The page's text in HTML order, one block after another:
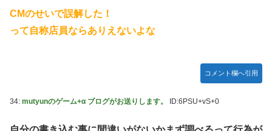
CMのせいで誤解した！
って自称店員ならありえないよな
コメント欄へ引用
34: mutyunのゲーム+α ブログがお送りします。 ID:6PSU+vS+0